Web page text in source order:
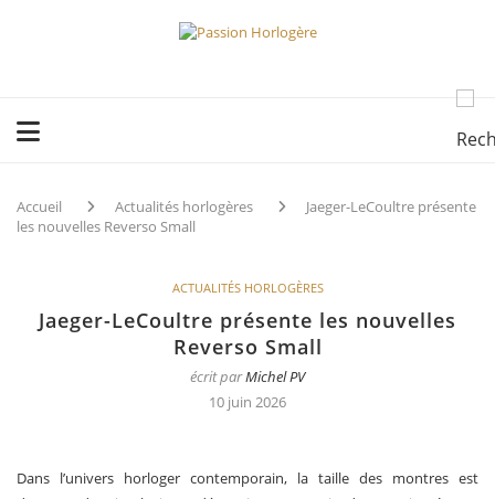
Accueil Actualités horlogères
Jaeger-LeCoultre présente
les nouvelles Reverso Small
ACTUALITÉS HORLOGÈRES
Jaeger-LeCoultre présente les nouvelles
Reverso Small
écrit parMichel PV
10 juin 2026
Dans l’univers horloger contemporain, la taille des montres est